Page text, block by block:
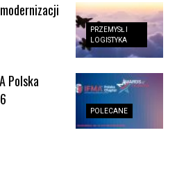
PRZEMYSŁ I
LOGISTYKA
POLECANE
Polska